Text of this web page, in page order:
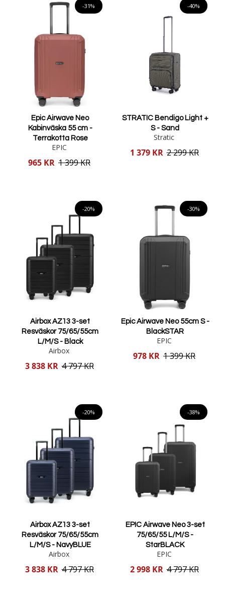
både affärsresor och semester.
Att resa med en kabinväska innebär att du kan undvika besväret
med incheckning och istället njuta av en snabbare och smidigare
resa. Våra kabinväskor är designade för att vara både praktiska
och stilfulla, vilket gör dem till det perfekta valet för smidiga och
bekväma resor. Upptäck vårt utbud och hitta den perfekta väskan
-31%
Epic Airwave Neo
Kabinväska 55 cm -
Terrakotta Rose
EPIC
Reducerat
965 KR 1 399 KR
-40%
STRATIC Bendigo Light +
S - Sand
Stratic
Reducerat
1 379 KR 2 299 KR
-20%
Airbox AZ13 3-set
Resväskor 75/65/55cm
L/M/S - Black
Airbox
Reducerat
3 838 KR 4 797 KR
-30%
Epic Airwave Neo 55cm S -
BlackSTAR
EPIC
Reducerat
978 KR 1 399 KR
-20%
Airbox AZ13 3-set
Resväskor 75/65/55cm
L/M/S - NavyBLUE
Airbox
Reducerat
3 838 KR 4 797 KR
-38%
EPIC Airwave Neo 3-set
75/65/55 L/M/S -
StarBLACK
EPIC
Reducerat
2 998 KR 4 797 KR